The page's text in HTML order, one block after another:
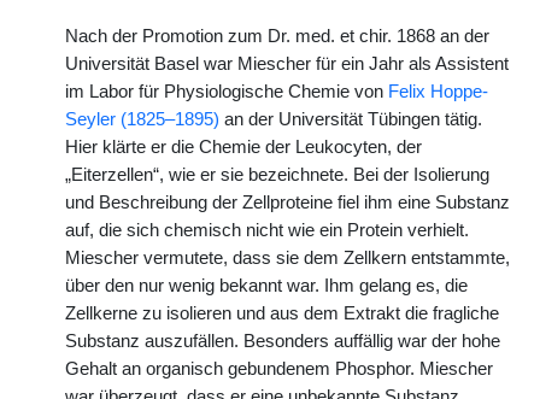
Nach der Promotion zum Dr. med. et chir. 1868 an der
Universität Basel war Miescher für ein Jahr als Assistent
im Labor für Physiologische Chemie von Felix Hoppe-
Seyler (1825–1895) an der Universität Tübingen tätig.
Hier klärte er die Chemie der Leukocyten, der
„Eiterzellen“, wie er sie bezeichnete. Bei der Isolierung
und Beschreibung der Zellproteine fiel ihm eine Substanz
auf, die sich chemisch nicht wie ein Protein verhielt.
Miescher vermutete, dass sie dem Zellkern entstammte,
über den nur wenig bekannt war. Ihm gelang es, die
Zellkerne zu isolieren und aus dem Extrakt die fragliche
Substanz auszufällen. Besonders auffällig war der hohe
Gehalt an organisch gebundenem Phosphor. Miescher